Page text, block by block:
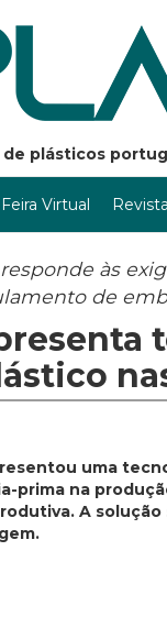
plásticos
Feira Virtual
às
de
uma
prima na
A